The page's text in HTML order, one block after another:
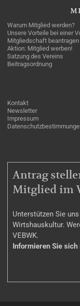
Warum Mitglied werden?
Unsere Vorteile bei einer
Mitgliedschaft beantragen
Aktion: Mitglied werben!
Satzung des Vereins
Beitragsordnung
Kontakt
Newsletter
Impressum
Antrag
Mitglied im
Unterstützen Sie
Wirtshauskultur.
VEBWK.
Informieren Sie sich